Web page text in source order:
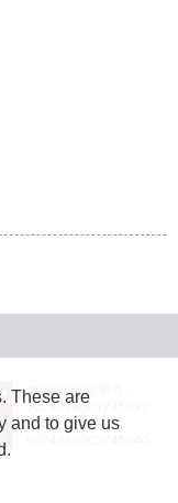
JASRAC許諾番号：
9024936001Y45037
JASRAC許諾番号：
These are
and to give us